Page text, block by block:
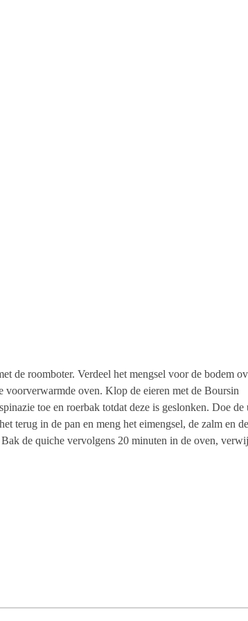
de roomboter. Verdeel het mengsel voor de bodem
voorverwarmde oven. Klop de eieren met de Boursin
toe en roerbak totdat deze is geslonken. Doe de
terug in de pan en meng het eimengsel, de zalm en de
de quiche vervolgens 20 minuten in de oven,